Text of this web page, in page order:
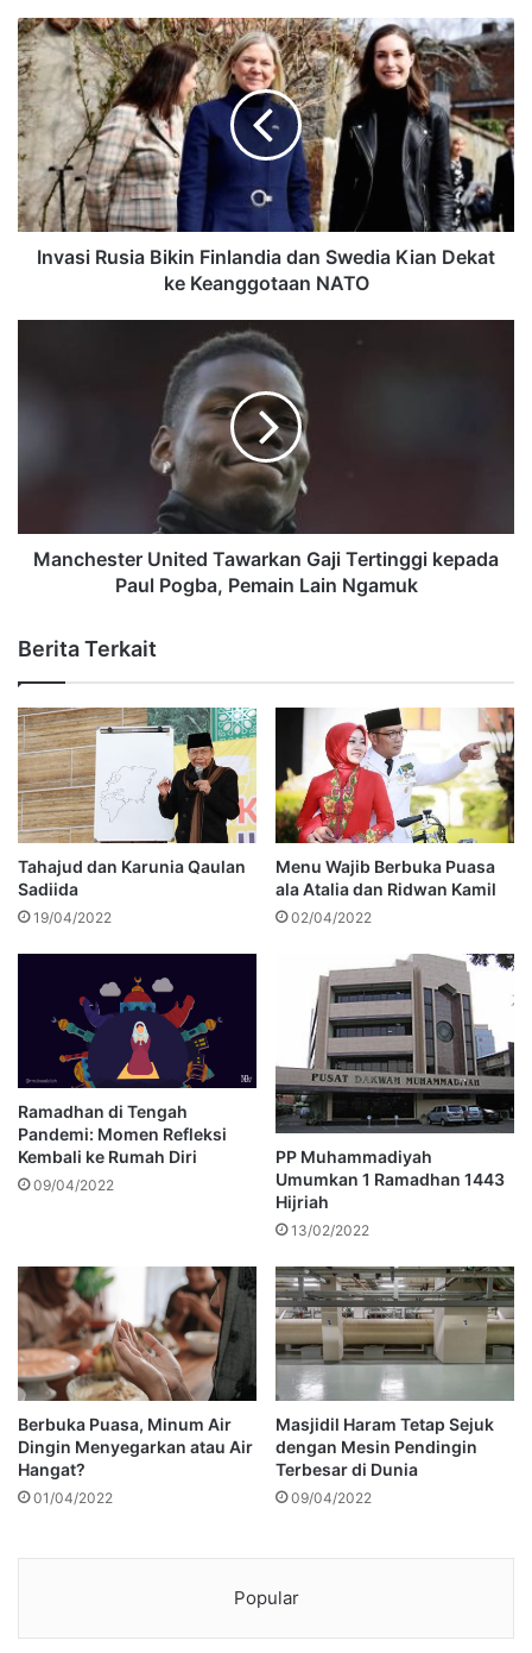
Invasi Rusia Bikin Finlandia dan Swedia Kian Dekat
ke Keanggotaan NATO
Manchester United Tawarkan Gaji Tertinggi kepada
Paul Pogba, Pemain Lain Ngamuk
Berita Terkait
Tahajud dan Karunia Qaulan
Sadiida
19/04/2022
Menu Wajib Berbuka Puasa
ala Atalia dan Ridwan Kamil
02/04/2022
Ramadhan di Tengah
Pandemi: Momen Refleksi
Kembali ke Rumah Diri
09/04/2022
PP Muhammadiyah
Umumkan 1 Ramadhan 1443
Hijriah
13/02/2022
Berbuka Puasa, Minum Air
Dingin Menyegarkan atau Air
Hangat?
01/04/2022
Masjidil Haram Tetap Sejuk
dengan Mesin Pendingin
Terbesar di Dunia
09/04/2022
Popular